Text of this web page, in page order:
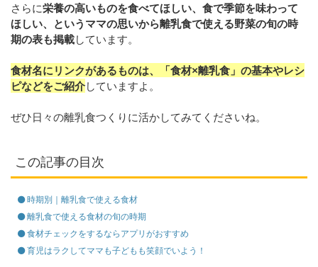
さらに栄養の高いものを食べてほしい、食で季節を味わって
ほしい、というママの思いから離乳食で使える野菜の旬の時
期の表も掲載しています。
食材名にリンクがあるものは、「食材×離乳食」の基本やレシ
ピなどをご紹介していますよ。
ぜひ日々の離乳食つくりに活かしてみてくださいね。
この記事の目次
時期別｜離乳食で使える食材
離乳食で使える食材の旬の時期
食材チェックをするならアプリがおすすめ
育児はラクしてママも子どもも笑顔でいよう！